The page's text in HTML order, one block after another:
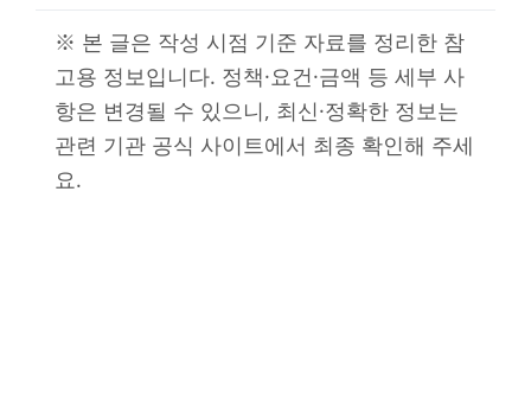
※ 본 글은 작성 시점 기준 자료를 정리한 참
고용 정보입니다. 정책·요건·금액 등 세부 사
항은 변경될 수 있으니, 최신·정확한 정보는
관련 기관 공식 사이트에서 최종 확인해 주세
요.